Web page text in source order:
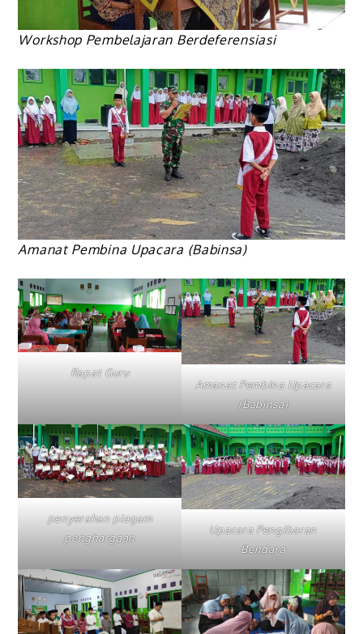
Workshop Pembelajaran Berdeferensiasi
Amanat Pembina Upacara (Babinsa)
Rapat Guru
Amanat Pembina Upacara
(Babinsa)
penyerahan piagam
penghargaan
Upacara Pengibaran
Bendara